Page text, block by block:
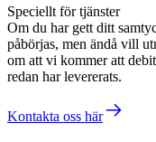
Speciellt för tjänster
Om du har gett ditt
påbörjas, men ändå vill
om att vi kommer att
redan har levererats.
Kontakta oss här